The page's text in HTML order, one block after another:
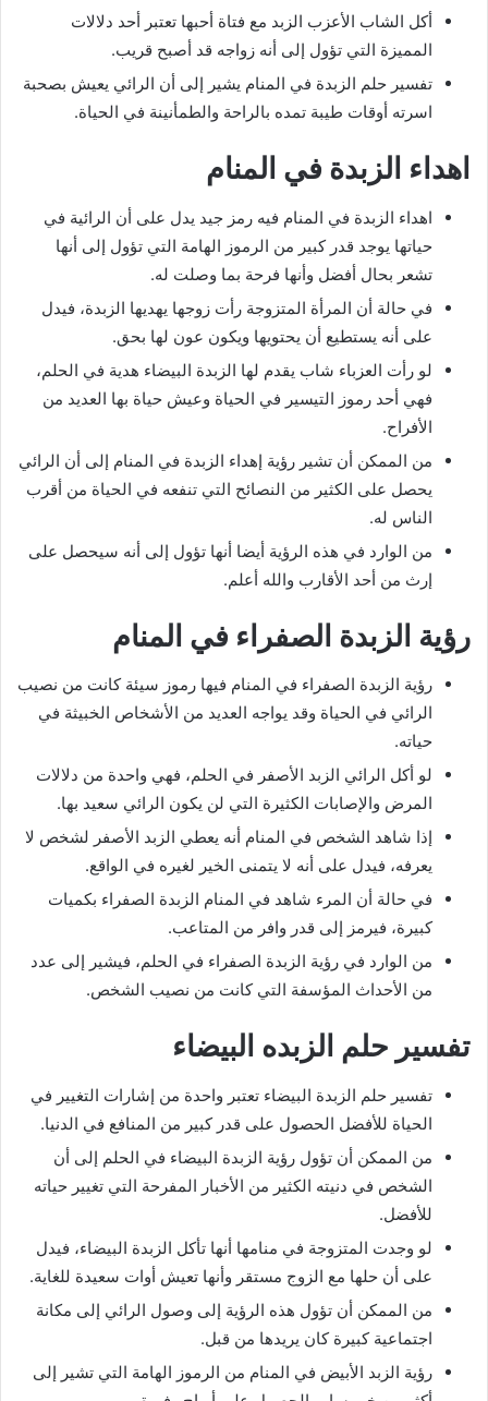
أكل الشاب الأعزب الزبد مع فتاة أحبها تعتبر أحد دلالات
المميزة التي تؤول إلى أنه زواجه قد أصبح قريب.
تفسير حلم الزبدة في المنام يشير إلى أن الرائي يعيش بصحبة
اسرته أوقات طيبة تمده بالراحة والطمأنينة في الحياة.
اهداء الزبدة في المنام
اهداء الزبدة في المنام فيه رمز جيد يدل على أن الرائية في
حياتها يوجد قدر كبير من الرموز الهامة التي تؤول إلى أنها
تشعر بحال أفضل وأنها فرحة بما وصلت له.
في حالة أن المرأة المتزوجة رأت زوجها يهديها الزبدة، فيدل
على أنه يستطيع أن يحتويها ويكون عون لها بحق.
لو رأت العزباء شاب يقدم لها الزبدة البيضاء هدية في الحلم،
فهي أحد رموز التيسير في الحياة وعيش حياة بها العديد من
الأفراح.
من الممكن أن تشير رؤية إهداء الزبدة في المنام إلى أن الرائي
يحصل على الكثير من النصائح التي تنفعه في الحياة من أقرب
الناس له.
من الوارد في هذه الرؤية أيضا أنها تؤول إلى أنه سيحصل على
إرث من أحد الأقارب والله أعلم.
رؤية الزبدة الصفراء في المنام
رؤية الزبدة الصفراء في المنام فيها رموز سيئة كانت من نصيب
الرائي في الحياة وقد يواجه العديد من الأشخاص الخبيثة في
حياته.
لو أكل الرائي الزبد الأصفر في الحلم، فهي واحدة من دلالات
المرض والإصابات الكثيرة التي لن يكون الرائي سعيد بها.
إذا شاهد الشخص في المنام أنه يعطي الزبد الأصفر لشخص لا
يعرفه، فيدل على أنه لا يتمنى الخير لغيره في الواقع.
في حالة أن المرء شاهد في المنام الزبدة الصفراء بكميات
كبيرة، فيرمز إلى قدر وافر من المتاعب.
من الوارد في رؤية الزبدة الصفراء في الحلم، فيشير إلى عدد
من الأحداث المؤسفة التي كانت من نصيب الشخص.
تفسير حلم الزبده البيضاء
تفسير حلم الزبدة البيضاء تعتبر واحدة من إشارات التغيير في
الحياة للأفضل الحصول على قدر كبير من المنافع في الدنيا.
من الممكن أن تؤول رؤية الزبدة البيضاء في الحلم إلى أن
الشخص في دنيته الكثير من الأخبار المفرحة التي تغيير حياته
للأفضل.
لو وجدت المتزوجة في منامها أنها تأكل الزبدة البيضاء، فيدل
على أن حلها مع الزوج مستقر وأنها تعيش أوات سعيدة للغاية.
من الممكن أن تؤول هذه الرؤية إلى وصول الرائي إلى مكانة
اجتماعية كبيرة كان يريدها من قبل.
رؤية الزبد الأبيض في المنام من الرموز الهامة التي تشير إلى